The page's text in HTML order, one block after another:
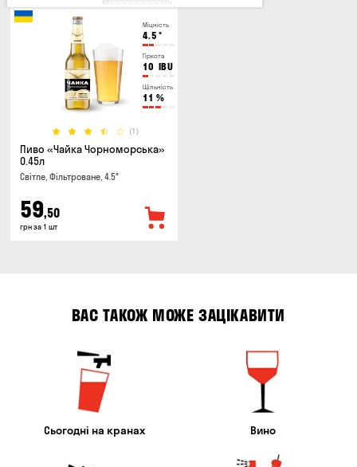
Міцність
4.5 °
Гіркота
10 IBU
Щільність
11 %
(1)
Пиво «Чайка Чорноморська»
0.45л
Світле, Фільтроване, 4.5°
59,50
грн за 1 шт
ВАС ТАКОЖ МОЖЕ ЗАЦІКАВИТИ
Сьогодні на кранах Вино